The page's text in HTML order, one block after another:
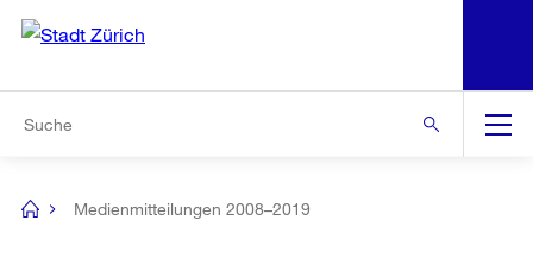
Navigation
[no
Medienmitteilungen 2008–2019